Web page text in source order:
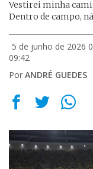
Vestirei minha
Dentro de campo,
5 de junho de 2026
09:42
Por ANDRÉ GUEDES